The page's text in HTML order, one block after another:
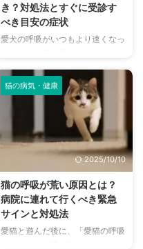
き？対処法とすぐに受診す
べき目安の症状
愛犬の呼吸がいつもより速くなっ
していると、呼吸困難なのではな
いかと心配になりますね。 一時
的に呼吸が速いだけなら自然なこ
とであることも考えられますが、
放置してはいけない病気が隠れて
いることもあるため、しっかり見
極めて適切に対処してあげること
が重要です。 そこで今回は、犬
の呼吸困難のサインや考えられる
病気、対処法などを解説します。
動物病院を早急に受診する症状の
目安もご紹介していますが、現在
愛犬が明らかに苦しそうな場合
猫の病気・健康
2025/10/10
猫の呼吸が荒い原因とは？
病院に連れて行くべき緊急
サインと対処法
愛猫と遊んだ後に、「愛猫の呼吸